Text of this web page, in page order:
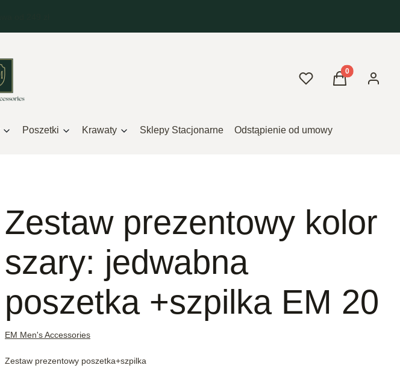
UlubioneProdukty w
Koszyk Zaloguj
Poszetki Krawaty Sklepy Stacjonarne Odstąpienie od umowy
Zestaw prezentowy kolor
szary: jedwabna
poszetka +szpilka EM 20
EM Men's Accessories
Zestaw prezentowy poszetka+szpilka